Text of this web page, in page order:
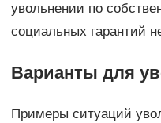
увольнении по
социальных гарантий
Варианты для
Примеры ситуаций